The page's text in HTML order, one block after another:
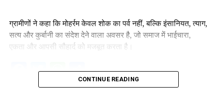
ग्रामीणों ने कहा कि मोहर्रम केवल शोक का पर्व नहीं, बल्कि इंसानियत, त्याग,
सत्य और कुर्बानी का संदेश देने वाला अवसर है, जो समाज में भाईचारा,
एकता और आपसी सौहार्द को मजबूत करता है।
Facebook
Twitter
WhatsApp
Share
CONTINUE READING